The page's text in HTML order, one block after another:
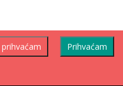
Prihvaćam